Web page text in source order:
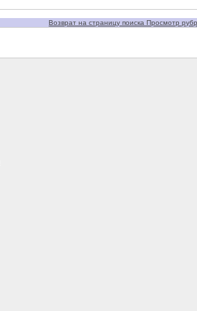
Возврат на страницу поиска Просмотр